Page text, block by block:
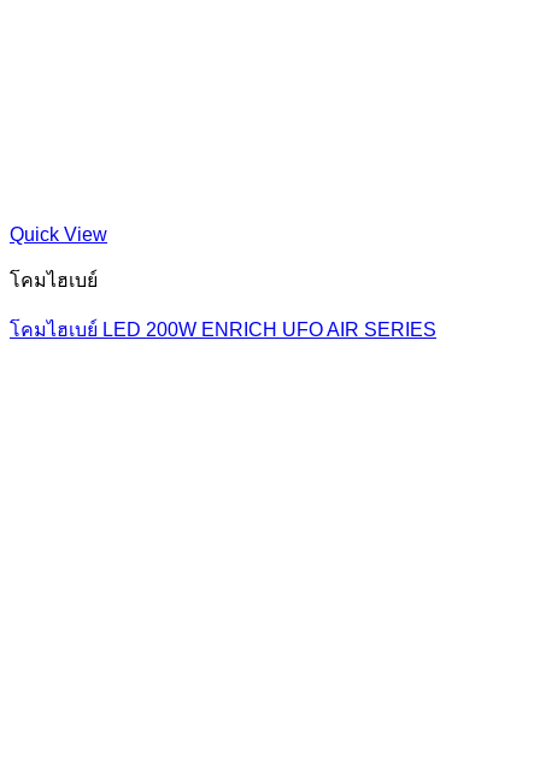
Quick View
โคมไฮเบย์
โคมไฮเบย์ LED 200W ENRICH UFO AIR SERIES